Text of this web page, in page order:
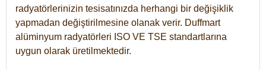
radyatörlerinizin tesisatınızda herhangi bir değişiklik
yapmadan değiştirilmesine olanak verir. Duffmart
alüminyum radyatörleri ISO VE TSE standartlarına
uygun olarak üretilmektedir.